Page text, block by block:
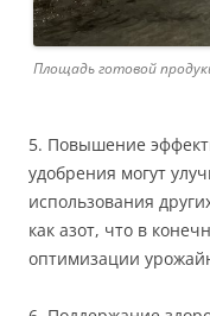
Площадь готовой
5. Повышение
удобрения могут
использования
как азот, что в
оптимизации